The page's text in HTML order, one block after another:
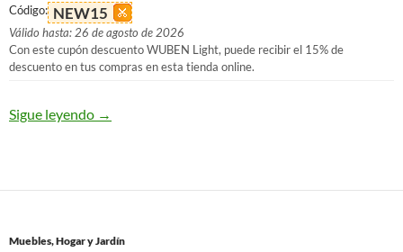
Código: NEW15
Válido hasta: 26 de agosto de 2026
Con este cupón descuento WUBEN Light, puede recibir el 15% de
descuento en tus compras en esta tienda online.
Sigue leyendo →
Muebles, Hogar y Jardín